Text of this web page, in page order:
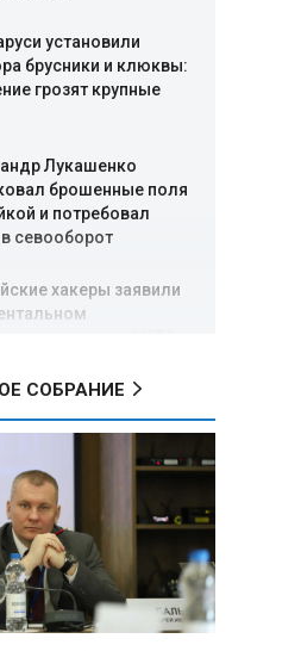
установили
брусники и клюквы:
грозят крупные
Лукашенко
брошенные поля
и потребовал
в севооборот
хакеры заявили
в
эвакуировали 800
РФ: за ночь
203 украинских дрона
России и Черным
СОБРАНИЕ